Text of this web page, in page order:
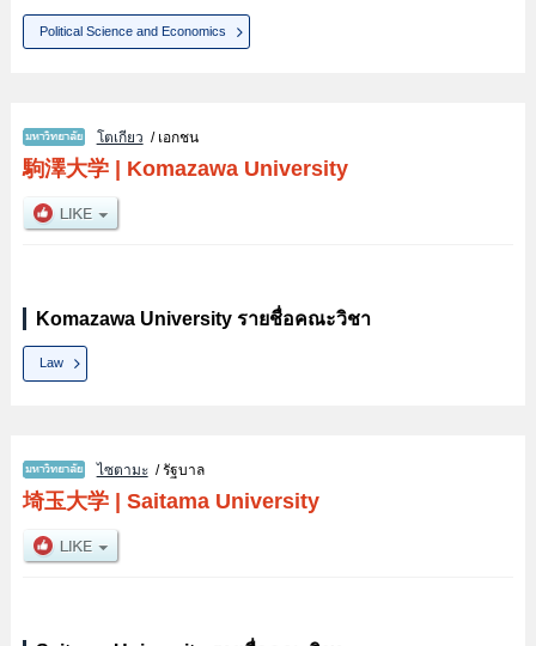
Political Science and Economics
โตเกียว / เอกชน
駒澤大学| Komazawa University
Komazawa University รายชื่อคณะวิชา
Law
ไซตามะ/ รัฐบาล
埼玉大学| Saitama University